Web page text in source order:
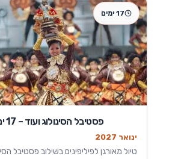
17 ימים
פסטיבל הסינולוג ועוד – 17 ימים
ינואר 2027
טיול מאורגן לפיליפינים בשילוב פסטיבל